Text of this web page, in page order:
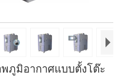
ภูมิอากาศแบบตั้งโต๊ะ